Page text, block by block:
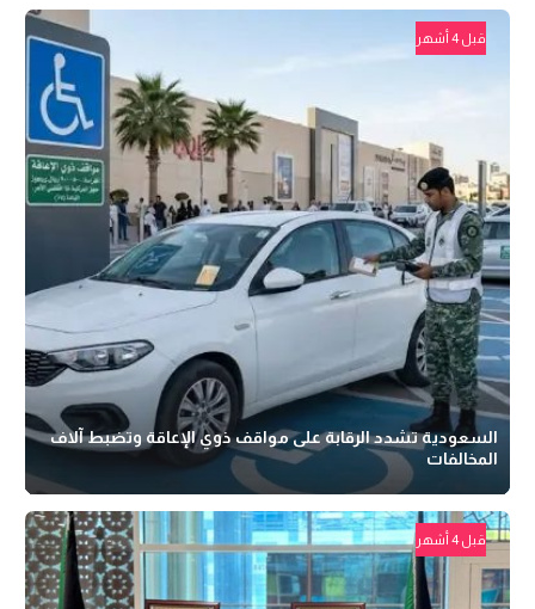
قبل 4 أشهر
السعودية تشدد الرقابة على مواقف ذوي الإعاقة وتضبط آلاف
المخالفات
قبل 4 أشهر